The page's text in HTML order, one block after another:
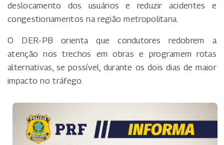
deslocamento dos usuários e reduzir acidentes e
congestionamentos na região metropolitana.
O DER-PB orienta que condutores redobrem a
atenção nos trechos em obras e programem rotas
alternativas, se possível, durante os dois dias de maior
impacto no tráfego.